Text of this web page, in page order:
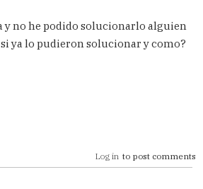
y no he podido solucionarlo alguien
ya lo pudieron solucionar y como?
Log in to post comments